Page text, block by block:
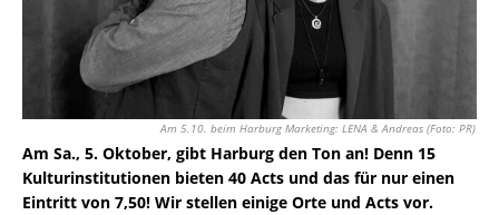
Am 5.10. beim Harburg Marketing: LENA & Andreas (Foto: PR)
Am Sa., 5. Oktober, gibt Harburg den Ton an! Denn 15
Kulturinstitutionen bieten 40 Acts und das für nur einen
Eintritt von 7,50! Wir stellen einige Orte und Acts vor.